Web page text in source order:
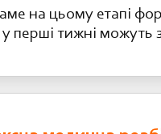
на цьому етапі
у перші тижні